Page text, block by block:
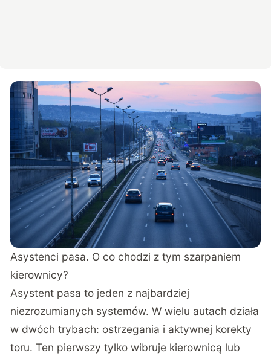
Asystenci pasa. O co chodzi z tym szarpaniem
kierownicy?
Asystent pasa to jeden z najbardziej
niezrozumianych systemów. W wielu autach działa
w dwóch trybach: ostrzegania i aktywnej korekty
toru. Ten pierwszy tylko wibruje kierownicą lub